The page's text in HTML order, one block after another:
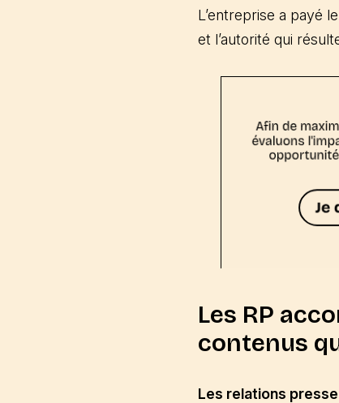
L’entreprise a payé
et l’autorité qui
Les RP
contenus
Les relations